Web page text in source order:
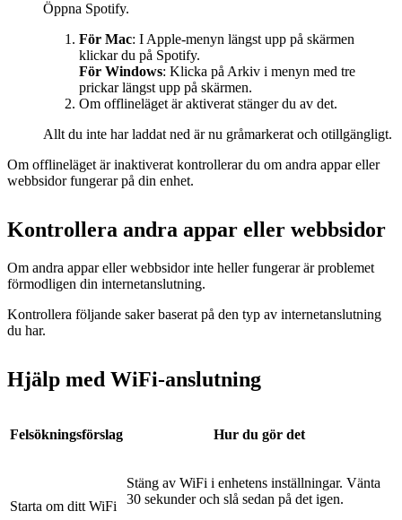
Öppna Spotify.
För Mac: I Apple‑menyn längst upp på skärmen
klickar du på Spotify.
För Windows: Klicka på Arkiv i menyn med tre
prickar längst upp på skärmen.
Om offlineläget är aktiverat stänger du av det.
Allt du inte har laddat ned är nu gråmarkerat och otillgängligt.
Om offlineläget är inaktiverat kontrollerar du om andra appar eller
webbsidor fungerar på din enhet.
Kontrollera andra appar eller webbsidor
Om andra appar eller webbsidor inte heller fungerar är problemet
förmodligen din internetanslutning.
Kontrollera följande saker baserat på den typ av internetanslutning
du har.
Hjälp med WiFi-anslutning
Felsökningsförslag Hur du gör det
Starta om ditt WiFi
Stäng av WiFi i enhetens inställningar. Vänta
30 sekunder och slå sedan på det igen.